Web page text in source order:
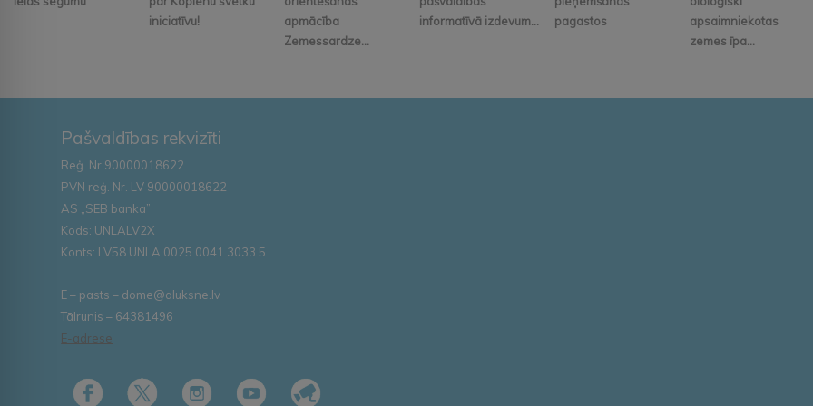
iniciatīvu!
apmācība
Zemessardze...
informatīvā izdevum...
pagastos
apsaimniekotas
zemes īpa...
Pašvaldības rekvizīti
Reģ. Nr.90000018622
PVN reģ. Nr. LV 90000018622
AS „SEB banka”
Kods: UNLALV2X
Konts: LV58 UNLA 0025 0041 3033 5
E – pasts – dome@aluksne.lv
Tālrunis – 64381496
E-adrese